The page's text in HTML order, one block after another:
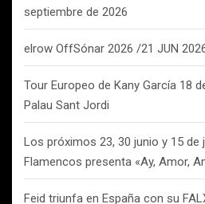
septiembre de 2026
elrow OffSónar 2026 /21 JUN
Tour Europeo de Kany García 18
Palau Sant Jordi
Los próximos 23, 30 junio y 15
Flamencos presenta «Ay, Amor,
Feid triunfa en España con su